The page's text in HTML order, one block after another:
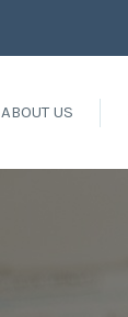
ABOUT US